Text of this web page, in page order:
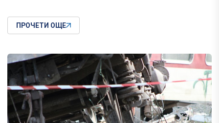
ПРОЧЕТИ ОЩЕ